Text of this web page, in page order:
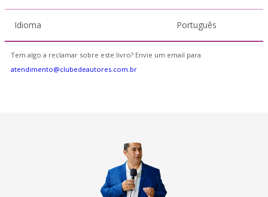
Idioma Português
Tem algo a reclamar sobre este livro? Envie um email para
atendimento@clubedeautores.com.br